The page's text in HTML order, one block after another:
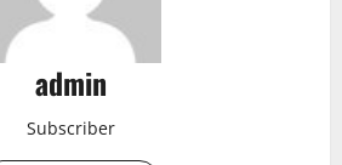
admin
Subscriber